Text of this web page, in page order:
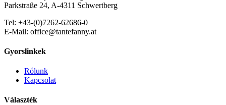
Parkstraße 24, A-4311 Schwertberg
Tel: +43-(0)7262-62686-0
E-Mail: office@tantefanny.at
Gyorslinkek
Rólunk
Kapcsolat
Választék